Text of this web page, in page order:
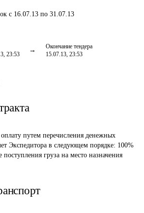
с 16.07.13 по 31.07.13
23:53
Окончание тендера
15.07.13, 23:53
путем перечисления денежных
Экспедитора в следующем порядке: 100%
груза на место назначения